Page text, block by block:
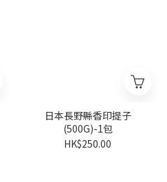
日本長野縣香印提子
(500G)-1包
HK$250.00